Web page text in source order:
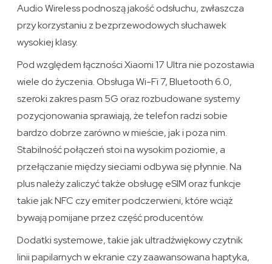
Audio Wireless podnoszą jakość odsłuchu, zwłaszcza
przy korzystaniu z bezprzewodowych słuchawek
wysokiej klasy.
Pod względem łączności Xiaomi 17 Ultra nie pozostawia
wiele do życzenia. Obsługa Wi-Fi 7, Bluetooth 6.0,
szeroki zakres pasm 5G oraz rozbudowane systemy
pozycjonowania sprawiają, że telefon radzi sobie
bardzo dobrze zarówno w mieście, jak i poza nim.
Stabilność połączeń stoi na wysokim poziomie, a
przełączanie między sieciami odbywa się płynnie. Na
plus należy zaliczyć także obsługę eSIM oraz funkcje
takie jak NFC czy emiter podczerwieni, które wciąż
bywają pomijane przez część producentów.
Dodatki systemowe, takie jak ultradźwiękowy czytnik
linii papilarnych w ekranie czy zaawansowana haptyka,